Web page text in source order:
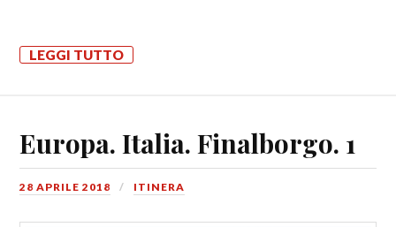
LEGGI TUTTO
Europa. Italia. Finalborgo. 1
28 APRILE 2018 ITINERA